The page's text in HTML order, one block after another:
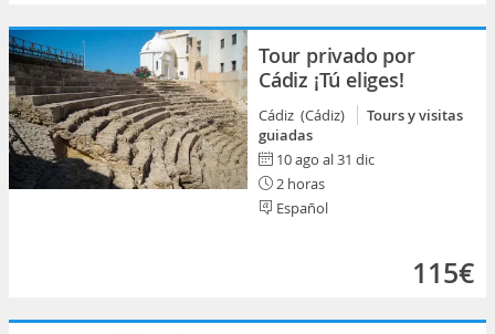
Tour privado por
Cádiz ¡Tú eliges!
Cádiz (Cádiz)
Tours y visitas
guiadas
10 ago al 31 dic
2 horas
Español
115€